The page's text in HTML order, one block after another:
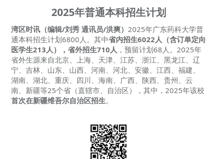
2025年普通本科招生计划
湾区时讯（编辑/刘秀 通讯员/洪爽） 2025年广东药科大学普
通本科招生计划6800人。其中省内招生6022人（含订单定向
医学生213人），省外招生710人 ，预留计划68人。2025年
省外生源来自北京、上海、天津、江苏、浙江、黑龙江、辽
宁、吉林、山东、山西、河南、河北、安徽、江西、福建、
湖南、湖北、重庆、四川、海南、广西、陕西、贵州、云
南、新疆等25个省（直辖市、自治区），其中，2025年该校
首次在新疆维吾尔自治区招生。